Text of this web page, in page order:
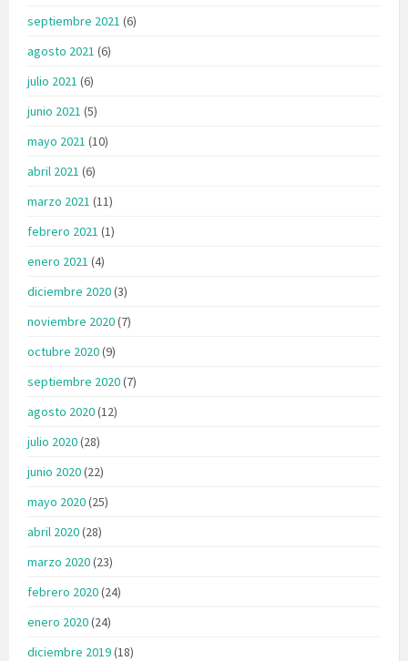
septiembre 2021 (6)
agosto 2021 (6)
julio 2021 (6)
junio 2021 (5)
mayo 2021 (10)
abril 2021 (6)
marzo 2021 (11)
febrero 2021 (1)
enero 2021 (4)
diciembre 2020(3)
noviembre 2020(7)
octubre 2020(9)
septiembre 2020(7)
agosto 2020(12)
julio 2020(28)
junio 2020(22)
mayo 2020(25)
abril 2020(28)
marzo 2020(23)
febrero 2020(24)
enero 2020(24)
diciembre 2019(18)